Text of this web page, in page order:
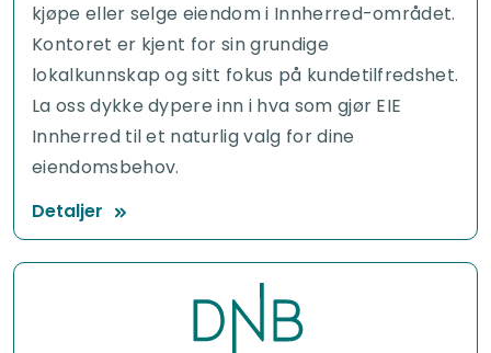
kjøpe eller selge eiendom i Innherred-området.
Kontoret er kjent for sin grundige
lokalkunnskap og sitt fokus på kundetilfredshet.
La oss dykke dypere inn i hva som gjør EIE
Innherred til et naturlig valg for dine
eiendomsbehov.
Detaljer